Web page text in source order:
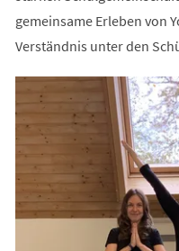
gemeinsame Erleben von
Verständnis unter den